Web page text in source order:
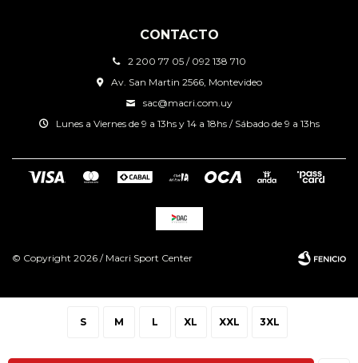
S M L XL XXL 3XL
CONTACTO
2 200 77 05 / 092 138 710
Av. San Martin 2566, Montevideo
sac@macri.com.uy
Lunes a Viernes de 9 a 13hs y 14 a 18hs / Sábado de 9 a 13hs
© Copyright 2026 / Macri Sport Center